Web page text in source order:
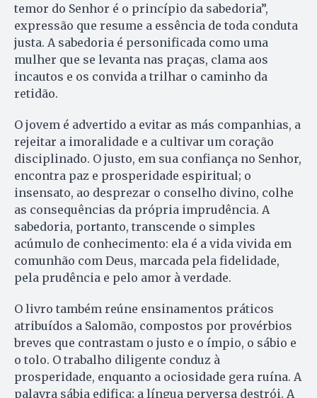
temor do Senhor é o princípio da sabedoria”,
expressão que resume a essência de toda conduta
justa. A sabedoria é personificada como uma
mulher que se levanta nas praças, clama aos
incautos e os convida a trilhar o caminho da
retidão.
O jovem é advertido a evitar as más companhias, a
rejeitar a imoralidade e a cultivar um coração
disciplinado. O justo, em sua confiança no Senhor,
encontra paz e prosperidade espiritual; o
insensato, ao desprezar o conselho divino, colhe
as consequências da própria imprudência. A
sabedoria, portanto, transcende o simples
acúmulo de conhecimento: ela é a vida vivida em
comunhão com Deus, marcada pela fidelidade,
pela prudência e pelo amor à verdade.
O livro também reúne ensinamentos práticos
atribuídos a Salomão, compostos por provérbios
breves que contrastam o justo e o ímpio, o sábio e
o tolo. O trabalho diligente conduz à
prosperidade, enquanto a ociosidade gera ruína. A
palavra sábia edifica; a língua perversa destrói. A